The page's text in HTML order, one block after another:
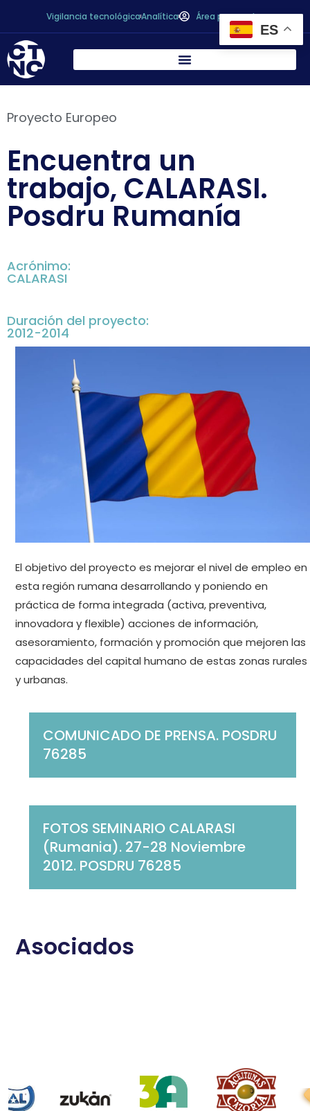
Vigilancia tecnológicaAnalítica Área personal
Proyecto Europeo
Encuentra un
trabajo, CALARASI.
Posdru Rumanía
Acrónimo:
CALARASI
Duración del proyecto:
2012-2014
El objetivo del proyecto es mejorar el nivel de empleo en
esta región rumana desarrollando y poniendo en
práctica de forma integrada (activa, preventiva,
innovadora y flexible) acciones de información,
asesoramiento, formación y promoción que mejoren las
capacidades del capital humano de estas zonas rurales
y urbanas.
COMUNICADO DE PRENSA. POSDRU
76285
FOTOS SEMINARIO CALARASI
(Rumania). 27-28 Noviembre
2012. POSDRU 76285
Asociados
ES